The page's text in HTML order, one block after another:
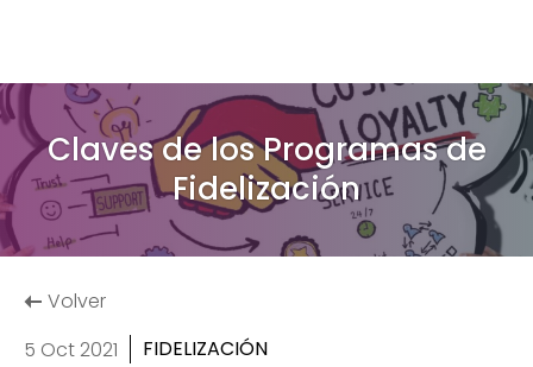
Claves de los Programas de
Fidelización
Volver
5 Oct 2021
FIDELIZACIÓN